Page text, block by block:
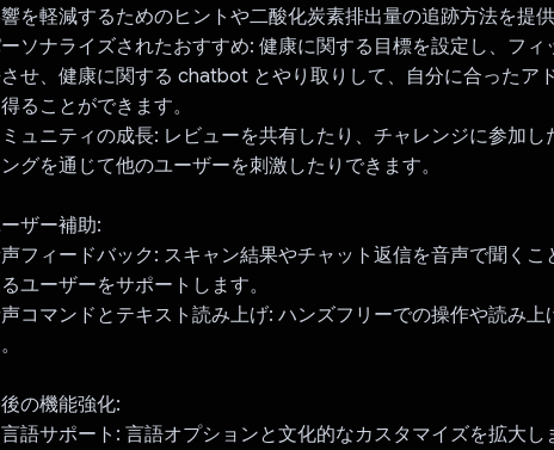
を軽減するためのヒントや二酸化炭素排出量の追跡方法を提供
ソナライズされたおすすめ: 健康に関する目標を設定し、フィ
せ、健康に関する chatbot とやり取りして、自分に合ったア
ることができます。
ュニティの成長: レビューを共有したり、チャレンジに参加
ングを通じて他のユーザーを刺激したりできます。
ザー補助:
フィードバック: スキャン結果やチャット返信を音声で聞く
ユーザーをサポートします。
コマンドとテキスト読み上げ: ハンズフリーでの操作や読み上
の機能強化:
語サポート: 言語オプションと文化的なカスタマイズを拡大し